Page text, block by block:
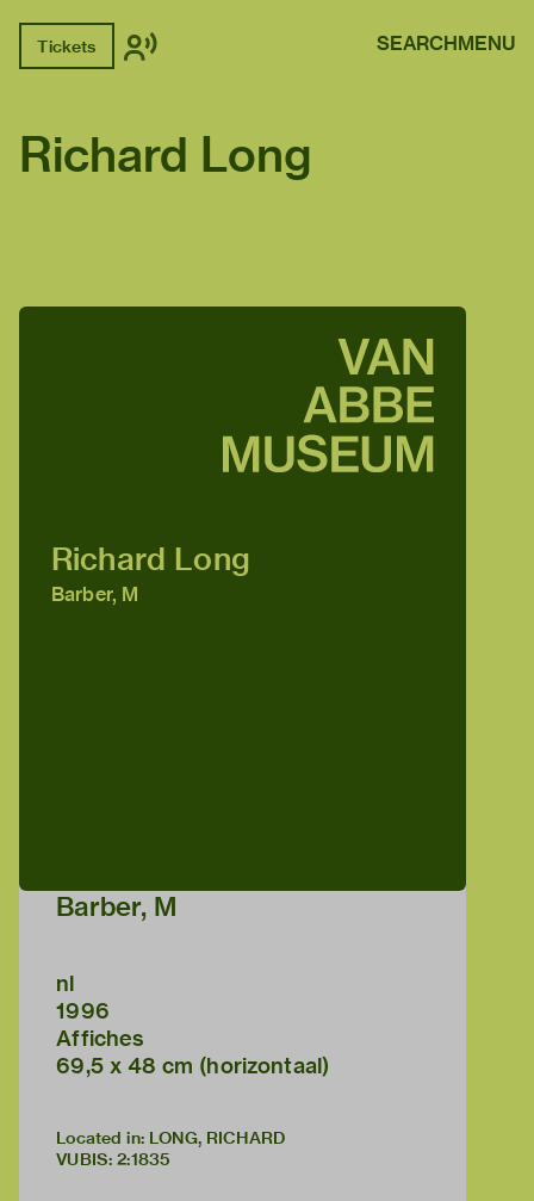
Tickets SEARCHMENU
Richard Long
Richard Long
Barber, M
Barber, M
nl
1996
Affiches
69,5 x 48 cm (horizontaal)
Located in: LONG, RICHARD
VUBIS: 2:1835